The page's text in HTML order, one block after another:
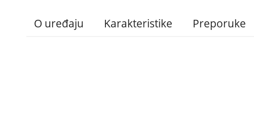
O uređaju Karakteristike Preporuke